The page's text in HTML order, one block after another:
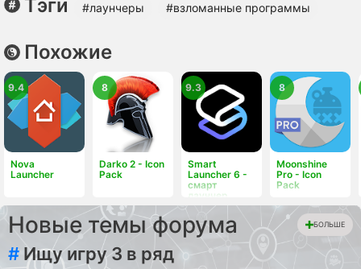
Тэги #лаунчеры #взломанные программы
Похожие
Nova
Launcher
9.4
Darko 2 - Icon
Pack
8
Smart
Launcher 6 -
смарт
лаунчер
9.3
Moonshine
Pro - Icon
Pack
8
Новые темы форума БОЛЬШЕ
# Ищу игру 3 в ряд